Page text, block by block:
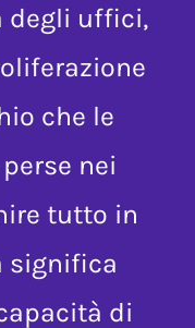
dei
degli uffici,
che le
nei
tutto in
significa